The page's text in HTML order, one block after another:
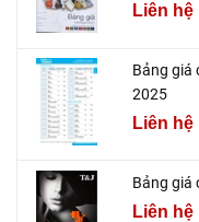
Liên hệ
Bảng giá
2025
Liên hệ
Bảng giá
Liên hệ